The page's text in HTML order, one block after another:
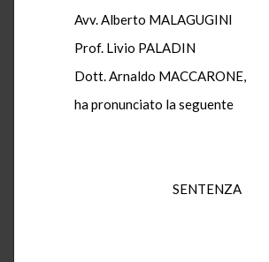
Avv. Alberto MALAGUGINI
Prof. Livio PALADIN
Dott. Arnaldo MACCARONE,
ha pronunciato la seguente
SENTENZA